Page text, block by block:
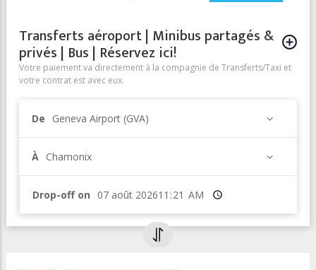
Transferts aéroport | Minibus partagés &
privés | Bus | Réservez ici!
Votre paiement va directement à la compagnie de Transferts/Taxi et
votre contrat est avec eux.
De Geneva Airport (GVA)
À Chamonix
Drop-off on Heure